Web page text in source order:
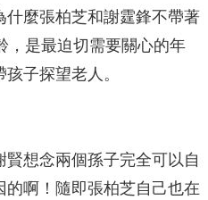
麼張柏芝和謝霆鋒不帶著
，是最迫切需要關心的年
子探望老人。
想念兩個孫子完全可以自
啊！隨即張柏芝自己也在